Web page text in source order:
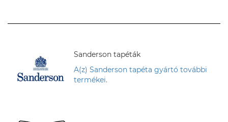
Sanderson tapéták
A(z) Sanderson tapéta gyártó további
termékei.